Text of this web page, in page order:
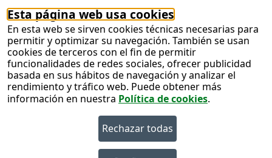
Esta página web usa cookies
En esta web se sirven cookies técnicas necesarias para
permitir y optimizar su navegación. También se usan
cookies de terceros con el fin de permitir
funcionalidades de redes sociales, ofrecer publicidad
basada en sus hábitos de navegación y analizar el
rendimiento y tráfico web. Puede obtener más
información en nuestra Política de cookies.